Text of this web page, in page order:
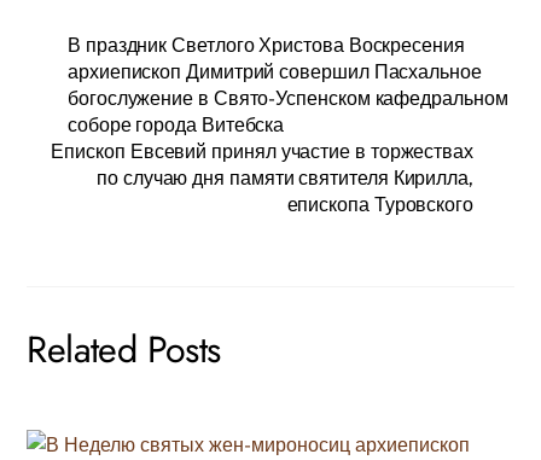
В праздник Светлого Христова Воскресения
архиепископ Димитрий совершил Пасхальное
богослужение в Свято-Успенском кафедральном
соборе города Витебска
Епископ Евсевий принял участие в торжествах
по случаю дня памяти святителя Кирилла,
епископа Туровского
Related Posts